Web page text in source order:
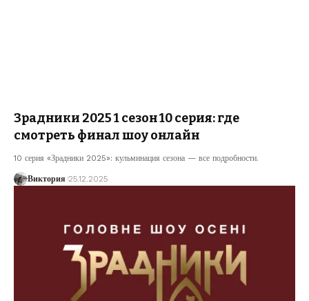
Зрадники 2025 1 сезон 10 серия: где
смотреть финал шоу онлайн
10 серия «Зрадники 2025»: кульминация сезона — все подробности.
Виктория 25.12.2025